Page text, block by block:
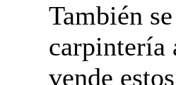
También
carpintería
vende